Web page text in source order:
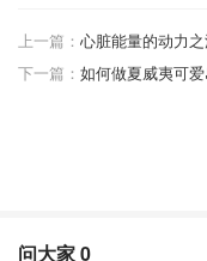
上一篇：
下一篇： 如何做夏威夷可
问大家0